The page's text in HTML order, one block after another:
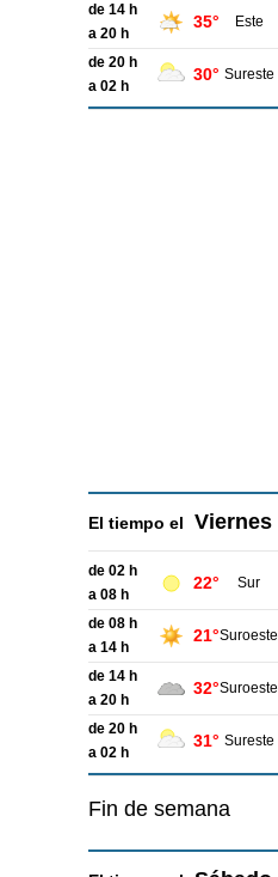
de 14 h
a 20 h
35° Este
de 20 h
a 02 h
30° Sureste
El tiempo el Viernes
de 02 h
a 08 h
22° Sur
de 08 h
a 14 h
21°Suroeste
de 14 h
a 20 h
32°Suroeste
de 20 h
a 02 h
31° Sureste
Fin de semana